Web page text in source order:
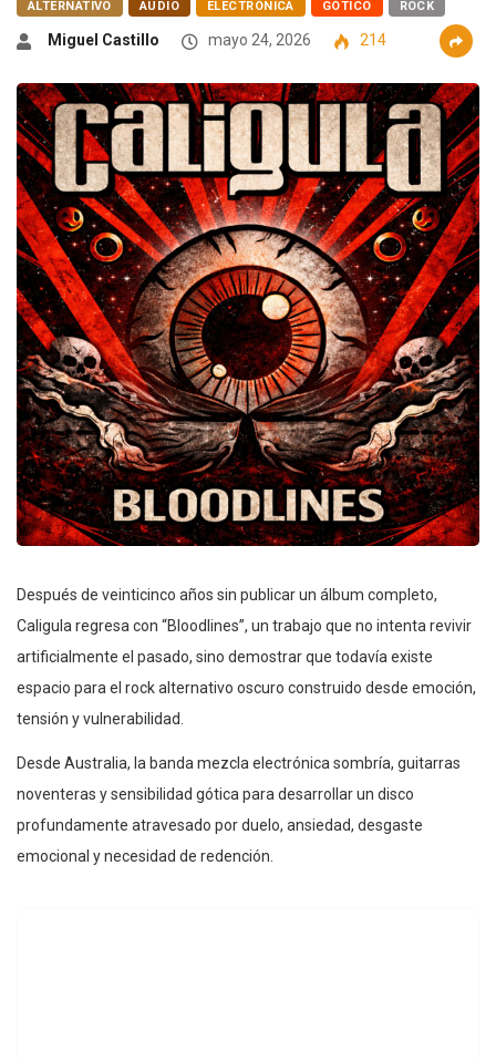
ALTERNATIVO AUDIO ELECTRÓNICA GÓTICO ROCK
Miguel Castillo mayo 24, 2026 214
Después de veinticinco años sin publicar un álbum completo,
Caligula regresa con “Bloodlines”, un trabajo que no intenta revivir
artificialmente el pasado, sino demostrar que todavía existe
espacio para el rock alternativo oscuro construido desde emoción,
tensión y vulnerabilidad.
Desde Australia, la banda mezcla electrónica sombría, guitarras
noventeras y sensibilidad gótica para desarrollar un disco
profundamente atravesado por duelo, ansiedad, desgaste
emocional y necesidad de redención.